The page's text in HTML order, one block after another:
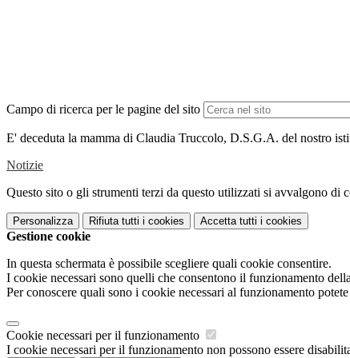
Campo di ricerca per le pagine del sito
E' deceduta la mamma di Claudia Truccolo, D.S.G.A. del nostro
Notizie
Questo sito o gli strumenti terzi da questo utilizzati si avvalgono di
Personalizza Rifiuta tutti i cookies Accetta tutti i cookies
Gestione cookie
In questa schermata è possibile scegliere quali cookie consentire.
I cookie necessari sono quelli che consentono il funzionamento
Per conoscere quali sono i cookie necessari al funzionamento
Cookie necessari per il funzionamento
I cookie necessari per il funzionamento non possono essere